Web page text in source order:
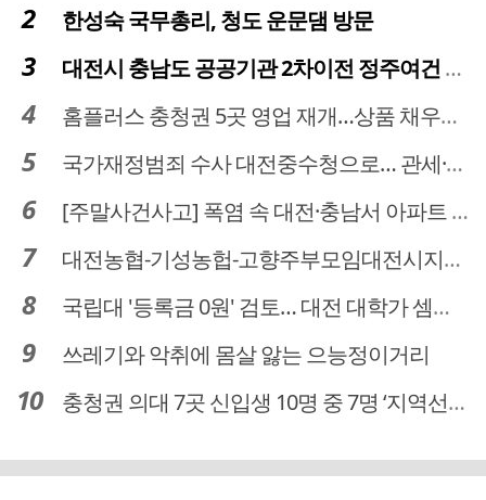
한성숙 국무총리, 청도 운문댐 방문
대전시 충남도 공공기관 2차이전 정주여건 확보 시급
홈플러스 충청권 5곳 영업 재개…상품 채우기 ‘속도전’
국가재정범죄 수사 대전중수청으로… 관세·국세 수사 전문인력 주목
[주말사건사고] 폭염 속 대전·충남서 아파트 화재·정전 잇따라…주민 대피·불편
대전농협-기성농헙-고향주부모임대전시지회, 이심점심 중식지원 봉사활동
국립대 '등록금 0원' 검토… 대전 대학가 셈법 복잡
쓰레기와 악취에 몸살 앓는 으능정이거리
충청권 의대 7곳 신입생 10명 중 7명 ‘지역선발’… 대전도 69.7%